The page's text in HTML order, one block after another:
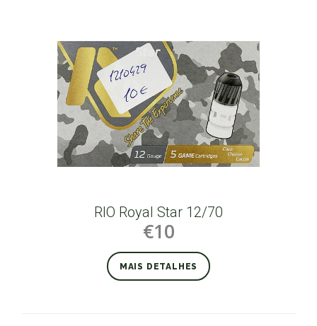
RIO Royal Star 12/70
€10
MAIS DETALHES